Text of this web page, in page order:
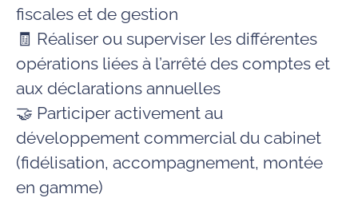
fiscales et de gestion
🧾 Réaliser ou superviser les différentes
opérations liées à l’arrêté des comptes et
aux déclarations annuelles
🤝 Participer activement au
développement commercial du cabinet
(fidélisation, accompagnement, montée
en gamme)